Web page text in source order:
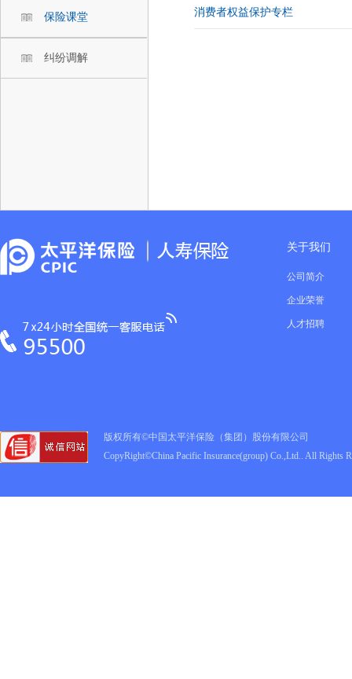
保险课堂
纠纷调解
消费者权益保护专栏
关于我们
公司简介
企业荣誉
人才招聘
版权所有©中国太平洋保险（集团）股份有限公司
CopyRight©China Pacific Insurance(group) Co.,Ltd.. All Rights